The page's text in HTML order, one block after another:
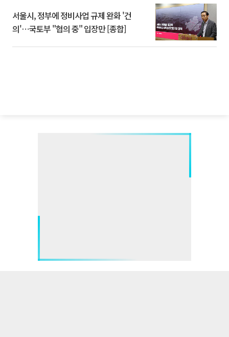
서울시, 정부에 정비사업 규제 완화 '건
의'⋯국토부 "협의 중" 입장만 [종합]